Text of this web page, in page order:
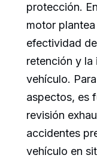
protección.
motor
efectividad
retención y la
vehículo.
aspectos, es
revisión
accidentes
vehículo en